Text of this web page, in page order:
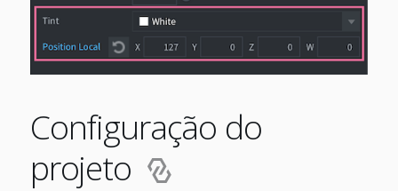
Configuração do
projeto